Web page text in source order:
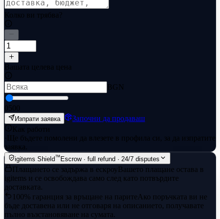
Колко ви трябва?
Вашата целева цена
BGN
0500
Изпрати заявка
Започни да продаваш
Как работи
· Ще бъдете помолени да влезете в профила си, за да изпратите
заявка.
igitems Shield™Escrow · full refund · 24/7 disputes
Плащането се задържа в ескроуВашето плащане остава в
igitems и се освобождава само след като потвърдите
доставката.
100% гаранция за връщане на паритеАко поръчката ви не
бъде доставена или не отговаря на описанието, получавате
пълно възстановяване на сумата.